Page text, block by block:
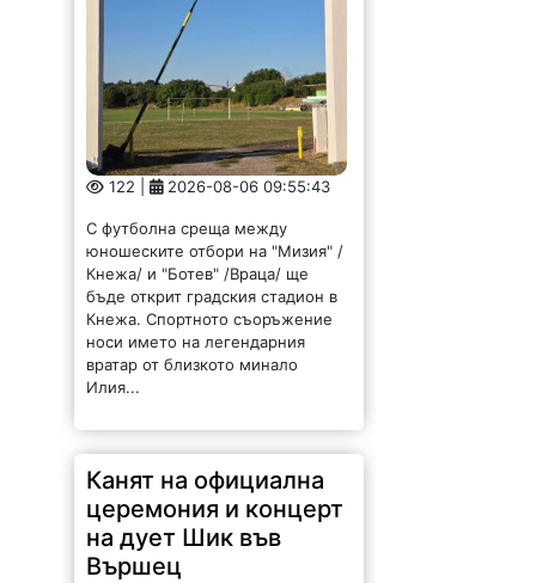
122 | 2026-08-06 09:55:43
С футболна среща между
юношеските отбори на "Мизия" /
Кнежа/ и "Ботев" /Враца/ ще
бъде открит градския стадион в
Кнежа. Спортното съоръжение
носи името на легендарния
вратар от близкото минало
Илия...
Канят на официална
церемония и концерт
на дует Шик във
Вършец